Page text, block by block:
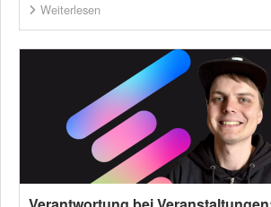
Weiterlesen